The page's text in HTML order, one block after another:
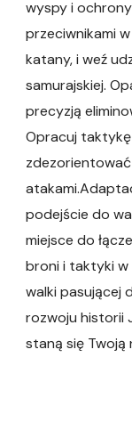
wyspy i
przeciwnikami
katany, i weź
samurajskiej.
precyzją
Opracuj
podejście do
miejsce do
broni i taktyki w
walki pasującej
rozwoju historii
staną się Twoją